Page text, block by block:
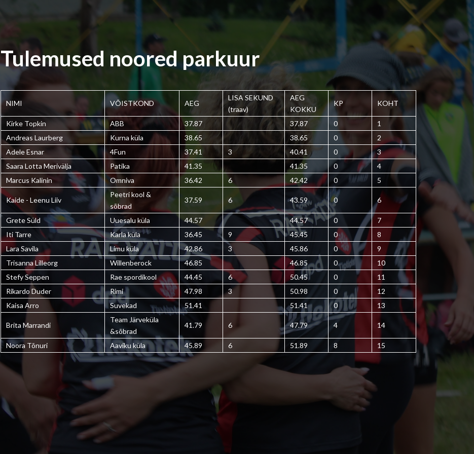
Tulemused noored parkuur
NIMI VÕISTKOND AEG
LISA SEKUND
(traav)
AEG
KOKKU
KP KOHT
Kirke Topkin ABB 37.87 37.87 0
1
Andreas Laurberg
Kurna küla 38.65 38.65 0
2
Adele Esnar
4Fun 37.41 3 40.41 0
3
Saara Lotta Merivälja
Patika 41.35 41.35 0
4
Marcus Kalinin
Omniva 36.42 6 42.42 0 5
Kaide - Leenu Liiv
Peetri kool &
sõbrad
37.59 6 43.59 0 6
Grete Süld Uuesalu küla 44.57 44.57 0
7
Iti Tarre
Karla küla 36.45 9 45.45 0
8
Lara Savila
Limu küla 42.86 3 45.86 0
9
Trisanna Lilleorg
Willenberock 46.85 46.85 0
10
Stefy Seppen
Rae spordikool 44.45 6 50.45 0
11
Rikardo Duder
Rimi 47.98 3 50.98 0
12
Kaisa Arro
Suvekad 51.41 51.41 0 13
Brita Marrandi
Team Järveküla
&sõbrad
41.79 6 47.79 4 14
Noora Tõnuri Aaviku küla 45.89 6 51.89 8 15